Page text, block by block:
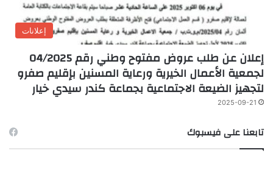
إعلانات
إعلان عن طلب عروض مفتوح وطني رقم 04/2025
لجمعية الأعمال الخيرية ورعاية المسنين بإقليم صفرو
لتجهيز الضيعة الاجتماعية بجماعة كندر سيدي خيار
2025-09-21
تابعنا على فيسبوك